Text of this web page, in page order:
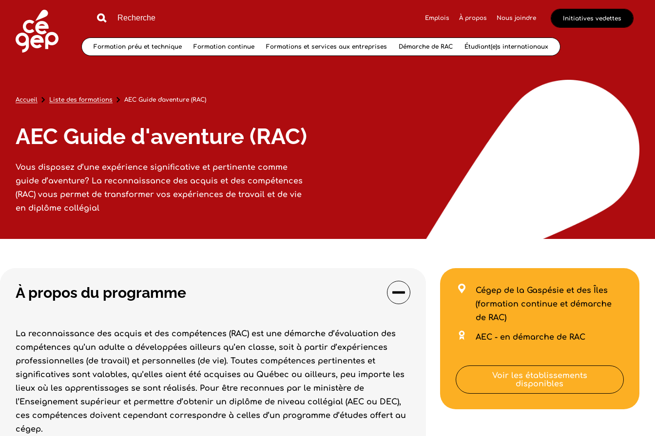
Emplois À propos Nous joindre Initiatives vedettes
Formation préu et technique Formation continue Formations et services aux entreprises Démarche de RAC Étudiant(e)s internationaux
Accueil Liste des formations AEC Guide d'aventure (RAC)
AEC Guide d'aventure (RAC)
Vous disposez d’une expérience significative et pertinente comme
guide d’aventure? La reconnaissance des acquis et des compétences
(RAC) vous permet de transformer vos expériences de travail et de vie
en diplôme collégial
À propos du programme
La reconnaissance des acquis et des compétences (RAC) est une démarche d’évaluation des
compétences qu’un adulte a développées ailleurs qu’en classe, soit à partir d’expériences
professionnelles (de travail) et personnelles (de vie). Toutes compétences pertinentes et
significatives sont valables, qu’elles aient été acquises au Québec ou ailleurs, peu importe les
lieux où les apprentissages se sont réalisés. Pour être reconnues par le ministère de
l’Enseignement supérieur et permettre d’obtenir un diplôme de niveau collégial (AEC ou DEC),
ces compétences doivent cependant correspondre à celles d’un programme d’études offert au
cégep.
Cégep de la Gaspésie et des Îles
(formation continue et démarche
de RAC)
AEC - en démarche de RAC
Voir les établissements
disponibles